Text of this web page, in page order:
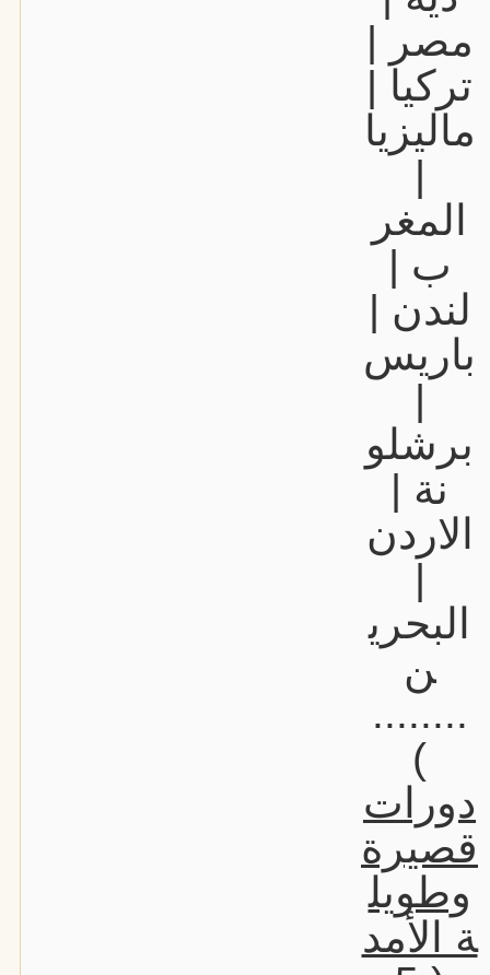
مصر |
تركيا |
ماليزيا
|
المغر
ب |
لندن |
باريس
|
برشلو
نة |
الاردن
|
البحري
ن
........
)
دورات
قصيرة
وطويل
ة الأمد